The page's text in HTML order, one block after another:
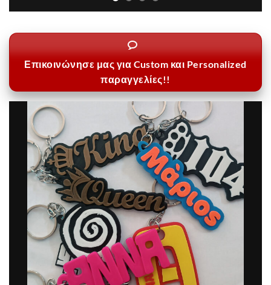
Επικοινώνησε μας για Custom και Personalized
παραγγελίες!!